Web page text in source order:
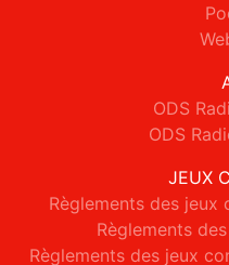
ODS
ODS
JEUX
Règlements des jeux
Règlements
Règlements des jeux